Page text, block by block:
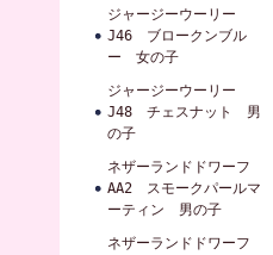
ジャージーウーリー
J46 ブロークンブル
ー 女の子
ジャージーウーリー
J48 チェスナット 男
の子
ネザーランドドワーフ
AA2 スモークパールマ
ーティン 男の子
ネザーランドドワーフ